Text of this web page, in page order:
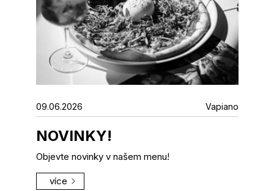
09.06.2026 Vapiano
NOVINKY!
Objevte novinky v našem menu!
více